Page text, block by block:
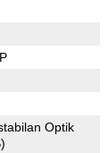
Optik